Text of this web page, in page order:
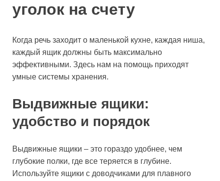
уголок на счету
Когда речь заходит о маленькой кухне, каждая ниша,
каждый ящик должны быть максимально
эффективными. Здесь нам на помощь приходят
умные системы хранения.
Выдвижные ящики:
удобство и порядок
Выдвижные ящики – это гораздо удобнее, чем
глубокие полки, где все теряется в глубине.
Используйте ящики с доводчиками для плавного